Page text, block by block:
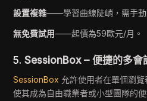
設置複雜——學習曲線陡峭，需手動
無免費試用——起價為59歐元/月。
5.SessionBox – 便捷的多會
SessionBox 允許使用者在單個瀏
使其成為自由職業者或小型團隊的